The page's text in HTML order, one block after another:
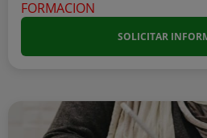
SOLICITAR